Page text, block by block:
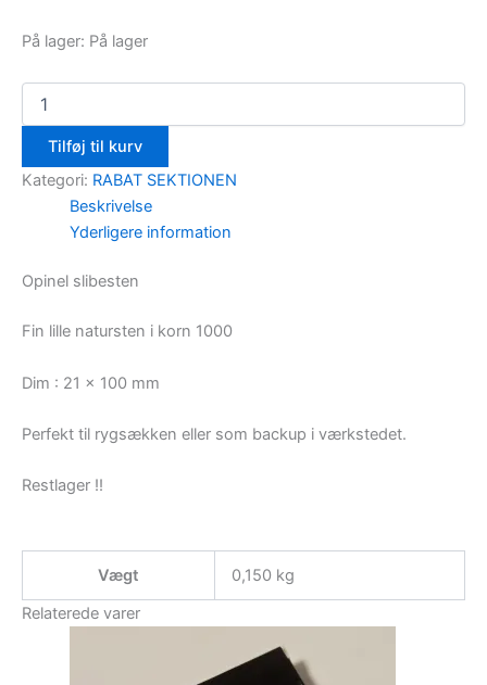
På lager: På lager
Tilføj til kurv
Kategori: RABAT SEKTIONEN
Beskrivelse
Yderligere information
Opinel slibesten
Fin lille natursten i korn 1000
Dim : 21 x 100 mm
Perfekt til rygsækken eller som backup i værkstedet.
Restlager !!
Vægt
0,150 kg
Relaterede varer